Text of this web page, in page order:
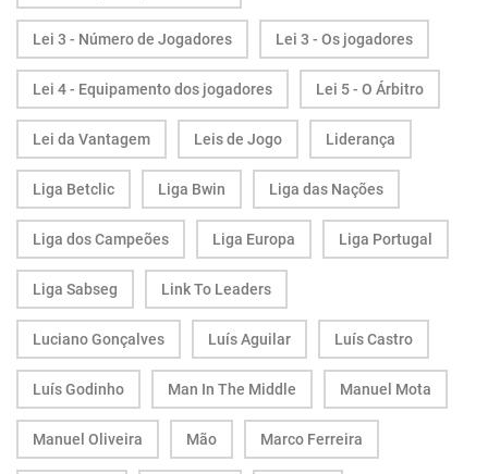
Lei 3 - Número de Jogadores Lei 3 - Os jogadores
Lei 4 - Equipamento dos jogadores Lei 5 - O Árbitro
Lei da Vantagem Leis de Jogo Liderança
Liga Betclic Liga Bwin Liga das Nações
Liga dos Campeões Liga Europa Liga Portugal
Liga Sabseg Link To Leaders
Luciano Gonçalves Luís Aguilar Luís Castro
Luís Godinho Man In The Middle Manuel Mota
Manuel Oliveira Mão Marco Ferreira